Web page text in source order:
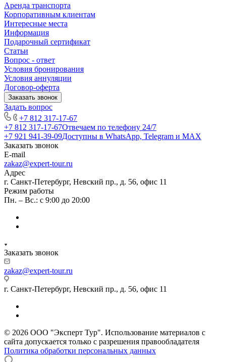
Аренда транспорта
Корпоративным клиентам
Интересные места
Информация
Подарочный сертификат
Статьи
Вопрос - ответ
Условия бронирования
Условия аннуляции
Договор-оферта
Заказать звонок
Задать вопрос
+7 812 317-17-67
+7 812 317-17-67Отвечаем по телефону 24/7
+7 921 941-39-09Доступны в WhatsApp, Telegram и MAX
Заказать звонок
E-mail
zakaz@expert-tour.ru
Адрес
г. Санкт-Петербург, Невский пр., д. 56, офис 11
Режим работы
Пн. – Вс.: с 9:00 до 20:00
Заказать звонок
zakaz@expert-tour.ru
г. Санкт-Петербург, Невский пр., д. 56, офис 11
© 2026 ООО "Эксперт Тур". Использование материалов с
сайта допускается только с разрешения правообладателя
Политика обработки персональных данных